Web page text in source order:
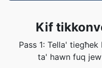
Kif
Pass 1: Tella'
ta' hawn fuq